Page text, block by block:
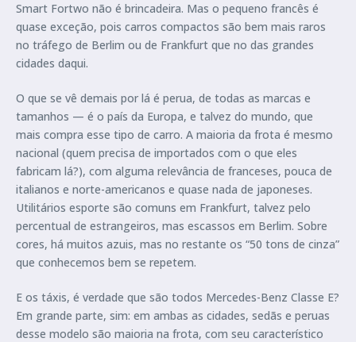
Smart Fortwo não é brincadeira. Mas o pequeno francês é
quase exceção, pois carros compactos são bem mais raros
no tráfego de Berlim ou de Frankfurt que no das grandes
cidades daqui.
O que se vê demais por lá é perua, de todas as marcas e
tamanhos — é o país da Europa, e talvez do mundo, que
mais compra esse tipo de carro. A maioria da frota é mesmo
nacional (quem precisa de importados com o que eles
fabricam lá?), com alguma relevância de franceses, pouca de
italianos e norte-americanos e quase nada de japoneses.
Utilitários esporte são comuns em Frankfurt, talvez pelo
percentual de estrangeiros, mas escassos em Berlim. Sobre
cores, há muitos azuis, mas no restante os “50 tons de cinza”
que conhecemos bem se repetem.
E os táxis, é verdade que são todos Mercedes-Benz Classe E?
Em grande parte, sim: em ambas as cidades, sedãs e peruas
desse modelo são maioria na frota, com seu característico